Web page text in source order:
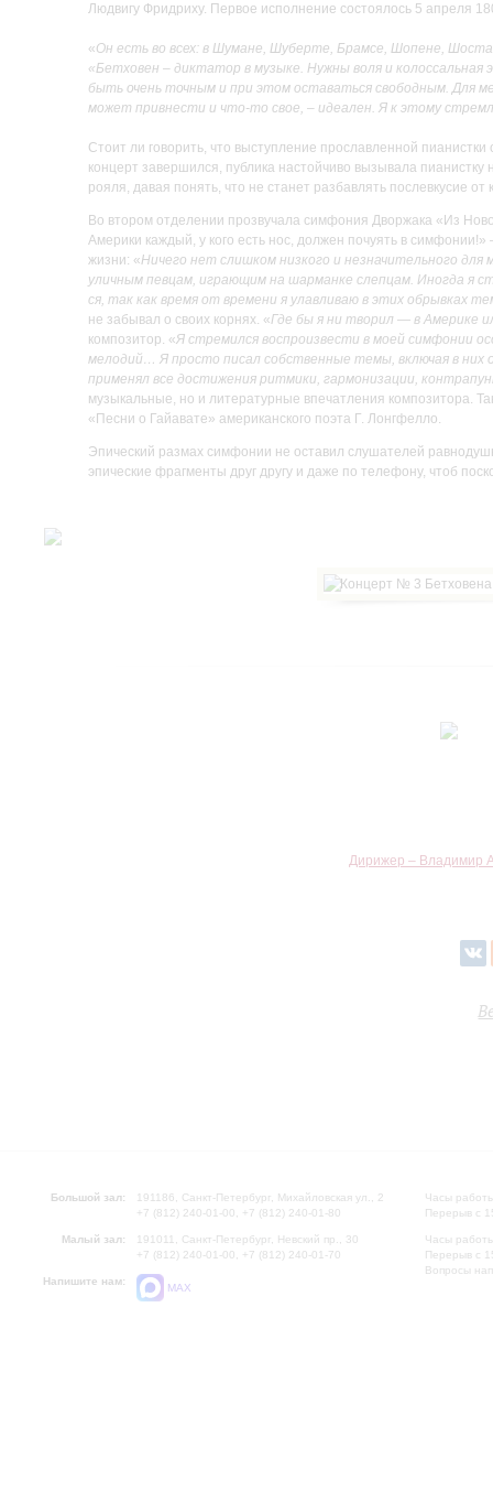
Людвигу Фридриху. Первое исполнение состоялось 5 апреля
«Он есть во всех: в Шумане, Шуберте, Брамсе, Шопене,
«Бетховен – диктатор в музыке. Нужны воля и
быть очень точным и при этом оставаться свободным. Для
может привнести и что-то свое, – идеален. Я к этому
Стоит ли говорить, что выступление прославленной
концерт завершился, публика настойчиво вызывала
рояля, давая понять, что не станет разбавлять послевкусие
Во втором отделении прозвучала симфония Дворжака «Из
Америки каждый, у кого есть нос, должен почуять в
жизни: «Ничего нет слишком низкого и незначительного для
уличным певцам, играющим на шарманке слепцам. Иногда я
ся, так как время от времени я улавливаю в этих обрывках
не забывал о своих корнях. «Где бы я ни творил — в Америке
композитор. «Я стремился воспроизвести в моей симфонии
мелодий… Я просто писал собственные темы, включая в них
применял все достижения ритмики, гармонизации,
музыкальные, но и литературные впечатления композитора.
«Песни о Гайавате» американского поэта Г. Лонгфелло.
Эпический размах симфонии не оставил слушателей
эпические фрагменты друг другу и даже по телефону, чтоб
Дирижер – Владимир
Большой зал:
191186, Санкт-Петербург, Михайловская ул., 2
+7 (812) 240-01-00, +7 (812) 240-01-80
Малый зал:
191011, Санкт-Петербург, Невский пр., 30
+7 (812) 240-01-00, +7 (812) 240-01-70
Напишите нам:
MAX
Часы
Перерыв с
Часы
Перерыв с
Вопросы